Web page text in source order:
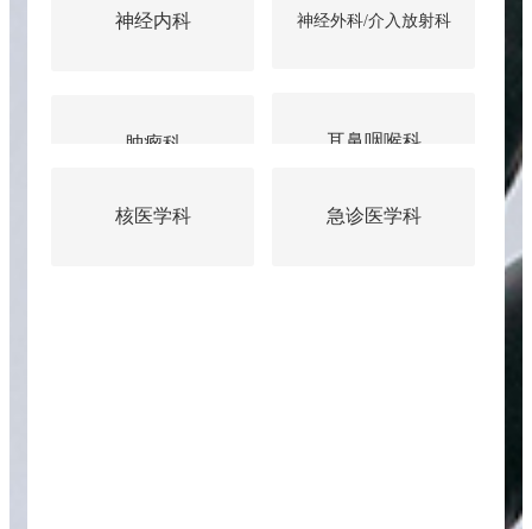
神经内科
肿瘤科
神经外科/介入放射科
耳鼻咽喉科
核医学科 急诊医学科